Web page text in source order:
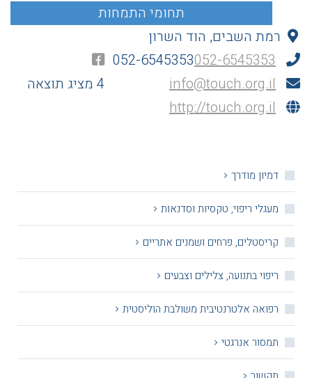
רמת השבים, הוד השרון
052-6545353052-6545353
info@touch.org.il
http://touch.org.il
4 מציג תוצאה
דמיון מודרך
מעגלי ריפוי, טקסיות וסדנאות
קריסטלים, פרחים ושמנים אתריים
ריפוי בתנועה, צלילים וצבעים
רפואה אלטרנטיבית משולבת הוליסטית
תמסור אנרגטי